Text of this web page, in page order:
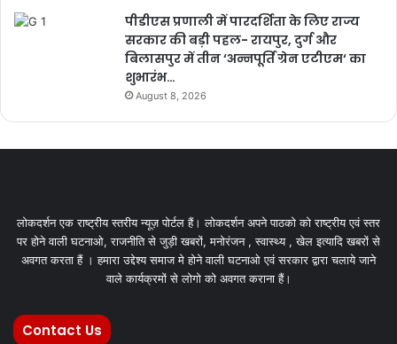
पीडीएस प्रणाली में पारदर्शिता के लिए राज्य
सरकार की बड़ी पहल- रायपुर, दुर्ग और
बिलासपुर में तीन ‘अन्नपूर्ति ग्रेन एटीएम‘ का
शुभारंभ…
August 8, 2026
लोकदर्शन एक राष्ट्रीय स्तरीय न्यूज़ पोर्टल हैं। लोकदर्शन अपने पाठको को राष्ट्रीय एवं स्तर
पर होने वाली घटनाओ, राजनीति से जुड़ी खबरों, मनोरंजन , स्वास्थ्य , खेल इत्यादि खबरों से
अवगत करता हैं । हमारा उद्देश्य समाज मे होने वाली घटनाओ एवं सरकार द्वारा चलाये जाने
वाले कार्यक्रमों से लोगो को अवगत कराना हैं।
Contact Us